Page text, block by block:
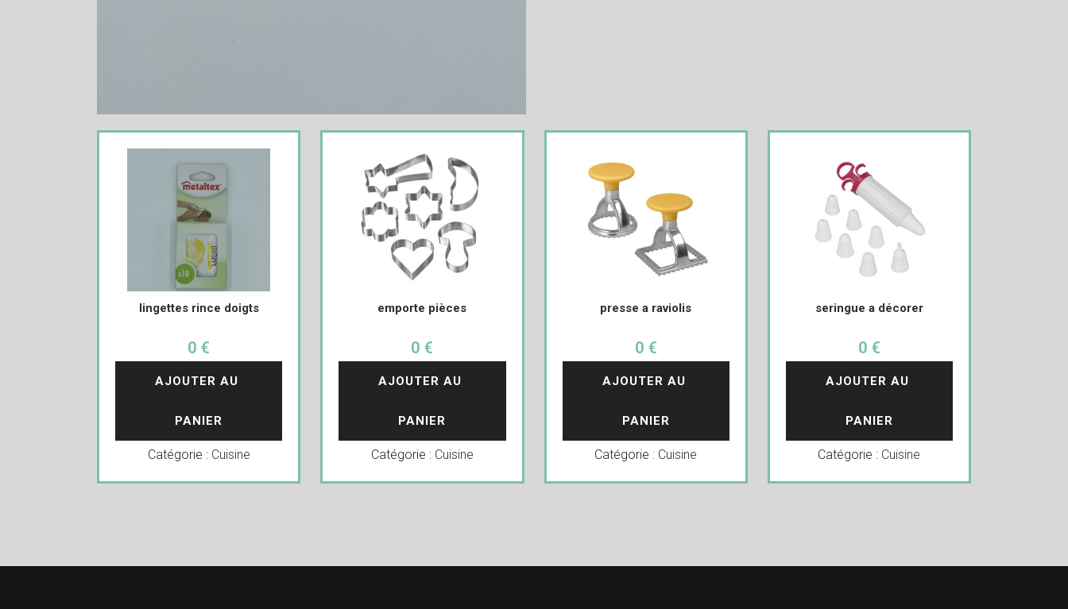
lingettes rince doigts
0 €
AJOUTER AU
PANIER
Catégorie : Cuisine
emporte pièces
0 €
AJOUTER AU
PANIER
Catégorie : Cuisine
presse a raviolis
0 €
AJOUTER AU
PANIER
Catégorie : Cuisine
seringue a décorer
0 €
AJOUTER AU
PANIER
Catégorie : Cuisine